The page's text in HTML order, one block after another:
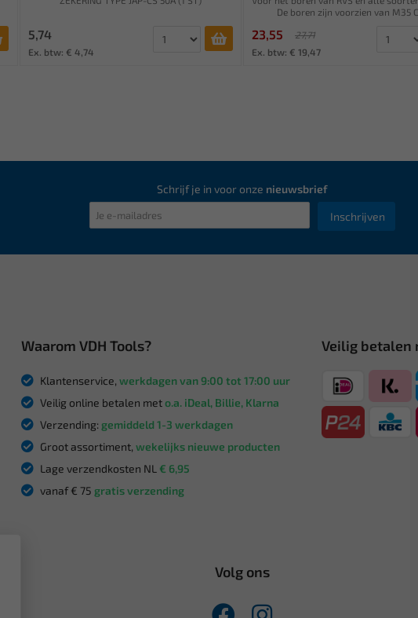
5,74
Ex. btw: € 4,74
De boren zijn voorzien van M35
23,55
27,71
Ex. btw: € 19,47
Schrijf je in voor onze nieuwsbrief
Inschrijven
Waarom VDH Tools?
Klantenservice, werkdagen van 9:00 tot 17:00 uur
Veilig online betalen meto.a. iDeal, Billie, Klarna
Verzending: gemiddeld 1-3 werkdagen
Groot assortiment, wekelijks nieuwe producten
Lage verzendkosten NL € 6,95
vanaf € 75 gratis verzending
Veilig betalen
Volg ons